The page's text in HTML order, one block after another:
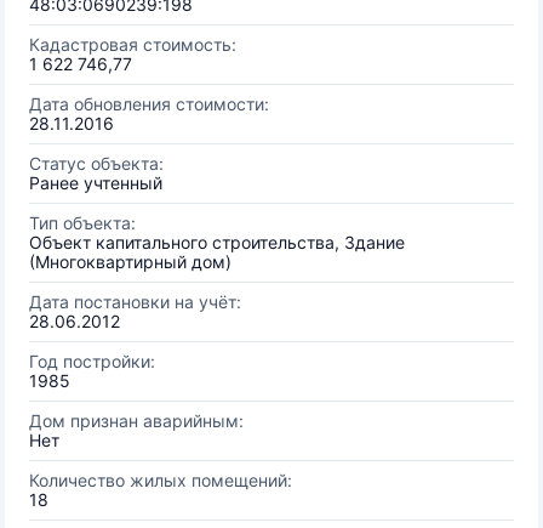
48:03:0690239:198
Кадастровая стоимость:
1 622 746,77
Дата обновления стоимости:
28.11.2016
Статус объекта:
Ранее учтенный
Тип объекта:
Объект капитального строительства, Здание
(Многоквартирный дом)
Дата постановки на учёт:
28.06.2012
Год постройки:
1985
Дом признан аварийным:
Нет
Количество жилых помещений:
18